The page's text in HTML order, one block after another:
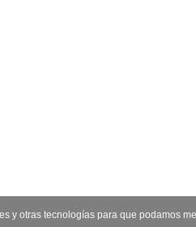
y otras tecnologías para que podamos